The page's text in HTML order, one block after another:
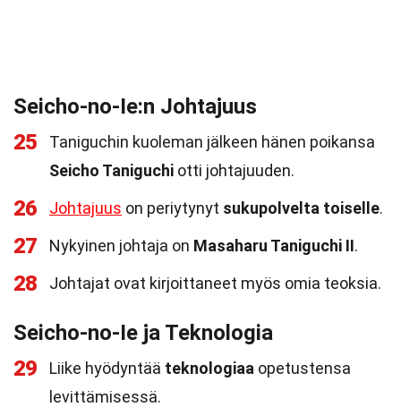
Seicho-no-Ie:n Johtajuus
25
Taniguchin kuoleman jälkeen hänen poikansa
Seicho Taniguchi otti johtajuuden.
26 Johtajuus on periytynyt sukupolvelta toiselle.
27 Nykyinen johtaja on Masaharu Taniguchi II.
28 Johtajat ovat kirjoittaneet myös omia teoksia.
Seicho-no-Ie ja Teknologia
29
Liike hyödyntää teknologiaa opetustensa
levittämisessä.